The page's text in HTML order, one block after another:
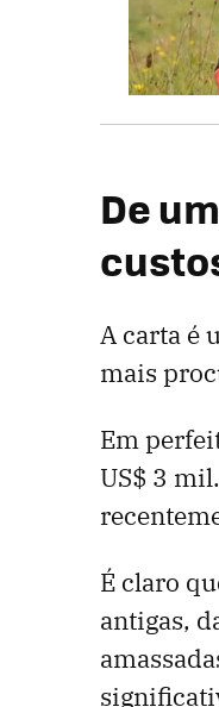
De
A carta é
mais
Em
US$ 3
É claro
antigas,